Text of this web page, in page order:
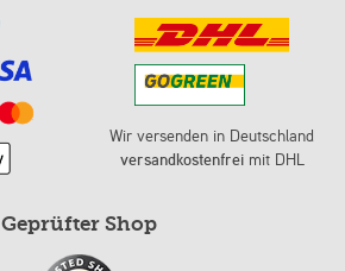
Wir versenden in Deutschland
versandkostenfreimit DHL
Geprüfter Shop